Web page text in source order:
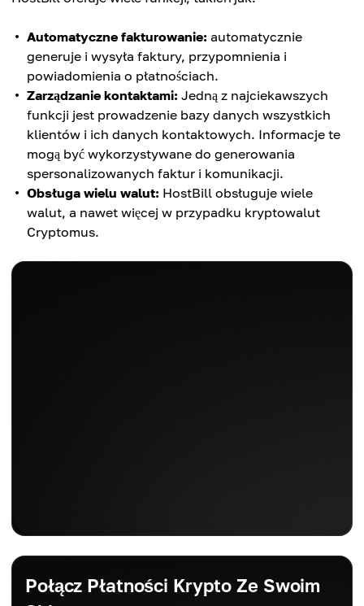
Automatyczne fakturowanie: automatycznie
generuje i wysyła faktury, przypomnienia i
powiadomienia o płatnościach.
Zarządzanie kontaktami: Jedną z najciekawszych
funkcji jest prowadzenie bazy danych wszystkich
klientów i ich danych kontaktowych. Informacje te
mogą być wykorzystywane do generowania
spersonalizowanych faktur i komunikacji.
Obsługa wielu walut: HostBill obsługuje wiele
walut, a nawet więcej w przypadku kryptowalut
Cryptomus.
Połącz Płatności Krypto Ze Swoim